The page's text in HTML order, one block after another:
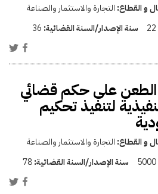
و القطاع: التجارة والاستثمار والصناعة
22 سنة الإصدار/السنة القضائية: 36
على حكم قضائي
لتنفيذ تحكيم
و القطاع: التجارة والاستثمار والصناعة
5000 سنة الإصدار/السنة القضائية:78